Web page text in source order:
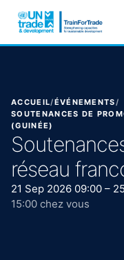
ACCUEIL/ÉVÉNEMENTS/
SOUTENANCES DE
(GUINÉE)
réseau
21 Sep 2026 09:00 –
15:00 chez vous